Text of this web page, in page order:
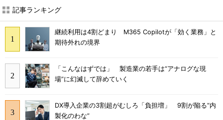
記事ランキング
継続利用は4割どまり M365 Copilotが「効く業務」と
期待外れの境界
「こんなはずでは」 製造業の若手は“アナログな現
場”に幻滅して辞めていく
DX導入企業の3割超がむしろ「負担増」 9割が陥る“内
製化のわな”